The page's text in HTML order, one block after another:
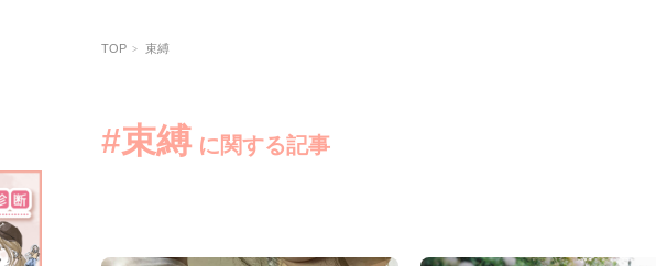
TOP 束縛
#束縛に関する記事